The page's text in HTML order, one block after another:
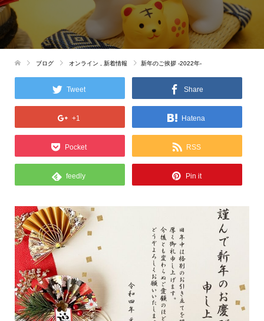
ブログ オンライン 新着情報 新年のご挨拶 -2022年-
Tweet Share
+1 Hatena
Pocket RSS
feedly Pin it